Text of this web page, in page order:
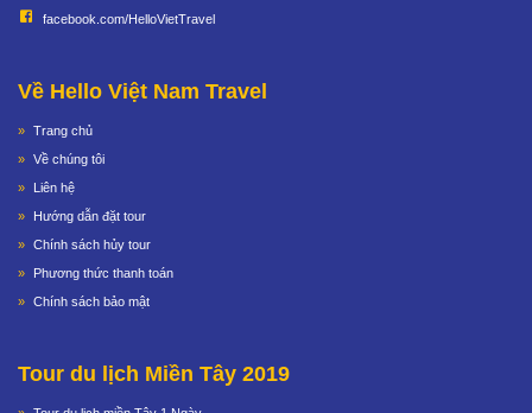
facebook.com/HelloVietTravel
Về Hello Việt Nam Travel
Trang chủ
Về chúng tôi
Liên hệ
Hướng dẫn đặt tour
Chính sách hủy tour
Phương thức thanh toán
Chính sách bảo mật
Tour du lịch Miền Tây 2019